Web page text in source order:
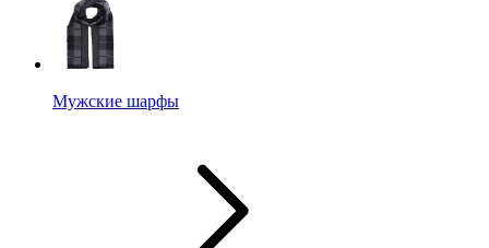
Мужские шарфы